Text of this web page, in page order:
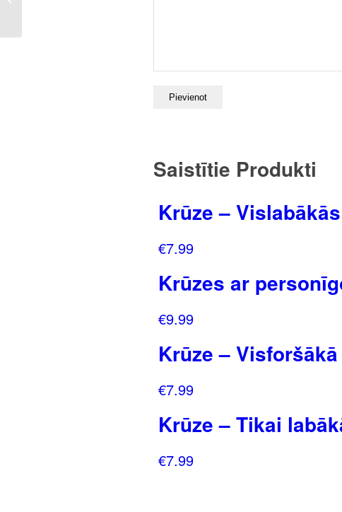
Saistītie Produkti
Krūze –
€7.99
Krūzes ar
€9.99
Krūze –
€7.99
Krūze – Tikai
€7.99